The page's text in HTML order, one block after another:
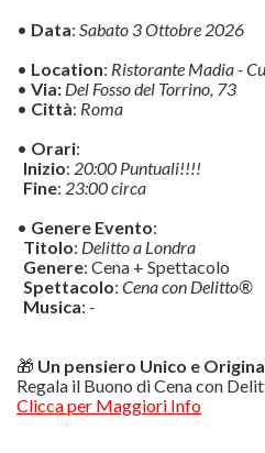
• Data: Sabato 3 Ottobre 2026
• Location: Ristorante Madia -
• Via: Del Fosso del Torrino, 73
• Città: Roma
• Orari:
Inizio: 20:00 Puntuali!!!!
Fine: 23:00 circa
• Genere Evento:
Titolo: Delitto a Londra
Genere: Cena + Spettacolo
Spettacolo: Cena con Delitto®
Musica: -
🎁 Un pensiero Unico e
Regala il Buono di Cena con
Clicca per Maggiori Info